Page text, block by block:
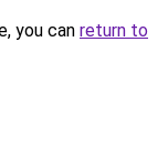
you can return to